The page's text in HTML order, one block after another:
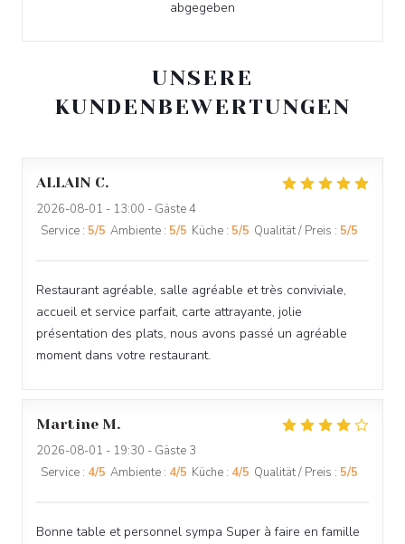
UNSERE
KUNDENBEWERTUNGEN
ALLAIN C
2026-08-01 - 13:00 - Gäste 4
Service : 5/5 Ambiente : 5/5 Küche : 5/5 Qualität / Preis : 5/5
Restaurant agréable, salle agréable et très conviviale,
accueil et service parfait, carte attrayante, jolie
présentation des plats, nous avons passé un agréable
moment dans votre restaurant.
Martine M
2026-08-01 - 19:30 - Gäste 3
Service : 4/5 Ambiente : 4/5 Küche : 4/5 Qualität / Preis : 5/5
Bonne table et personnel sympa Super à faire en famille
abgegeben